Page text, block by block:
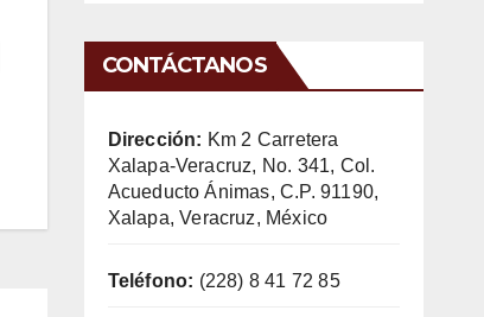
CONTÁCTANOS
Dirección: Km 2 Carretera
Xalapa-Veracruz, No. 341, Col.
Acueducto Ánimas, C.P. 91190,
Xalapa, Veracruz, México
Teléfono: (228) 8 41 72 85